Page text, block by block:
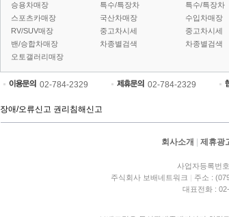
승용차매장
스포츠카매장
RV/SUV매장
밴/승합차매장
오토갤러리매장
특수/특장차
국산차매장
중고차시세
차종별검색
특수/특장차
수입차매장
중고차시세
차종별검색
02-784-2329 02-784-2329
장애/오류신고 권리침해신고
회사소개 제휴광
사업자등록번
주식회사 보배네트워크 | 주소 :
대표전화 :